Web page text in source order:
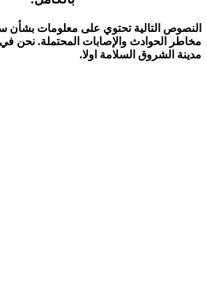
النصوص التالية تحتوي على معلومات بشأن
مخاطر الحوادث والإصابات المحتملة. نحن
مدينة الشروق السلامة اولا.